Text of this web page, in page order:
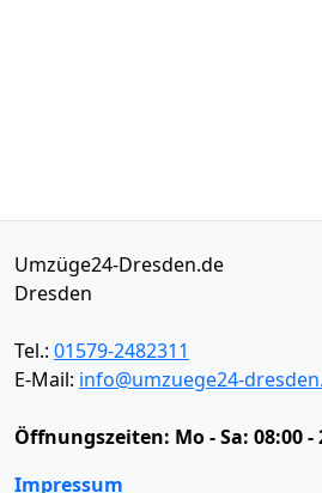
Umzüge24-Dresden.de
Dresden
Tel.: 01579-2482311
E-Mail: info@umzuege24-
Öffnungszeiten: Mo - Sa: 08:00
Impressum